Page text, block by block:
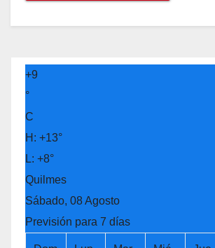
+9
°
C
H: +13°
L: +8°
Quilmes
Sábado, 08 Agosto
Previsión para 7 días